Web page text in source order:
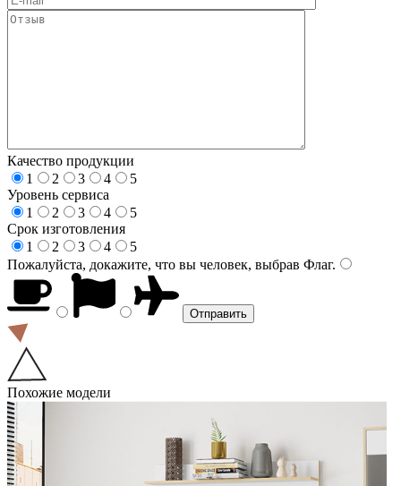
Качество продукции
1
2 3 4
5
Уровень сервиса
1
2 3 4
5
Срок изготовления
1
2 3 4
5
Пожалуйста, докажите, что вы человек, выбрав Флаг.
Похожие модели